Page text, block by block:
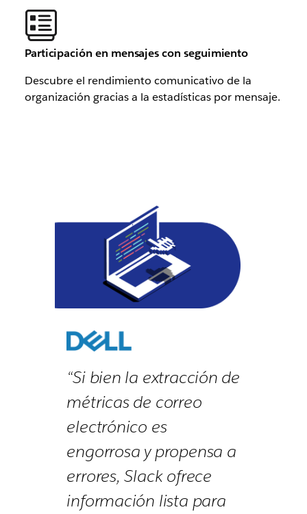
Participación en mensajes con seguimiento
Descubre el rendimiento comunicativo de la
organización gracias a la estadísticas por mensaje.
“Si bien la extracción de
métricas de correo
electrónico es
engorrosa y propensa a
errores, Slack ofrece
información lista para